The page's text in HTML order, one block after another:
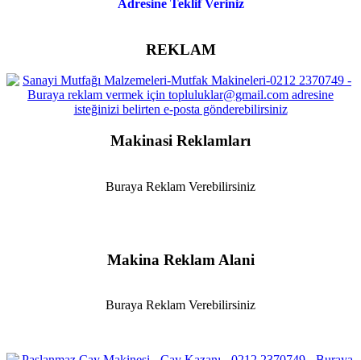
Adresine Teklif Veriniz
REKLAM
Makinasi Reklamları
Buraya Reklam Verebilirsiniz
Makina Reklam Alani
Buraya Reklam Verebilirsiniz